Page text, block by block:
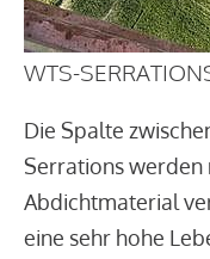
WTS-
Die Spalte
Serrations werden
Abdichtmaterial
eine sehr hohe